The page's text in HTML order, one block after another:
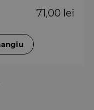
71,00 lei